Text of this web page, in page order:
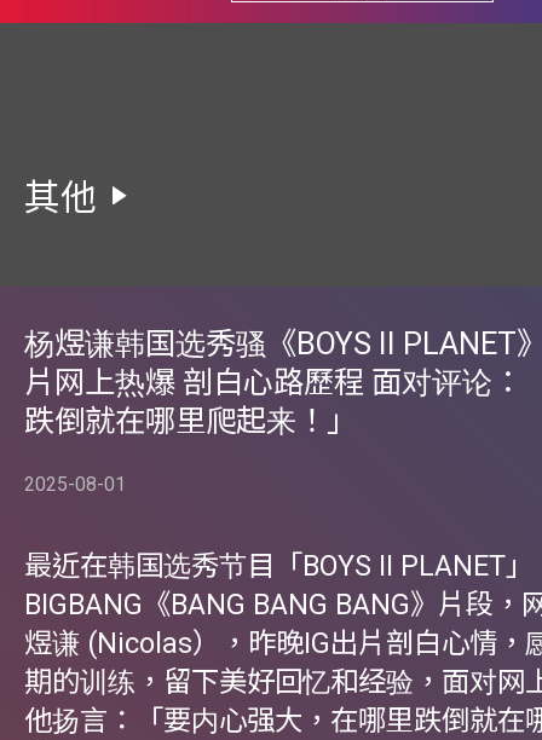
其他
杨煜谦韩国选秀骚《BOYS II PLANET
片网上热爆 剖白心路歷程 面对评论：
跌倒就在哪里爬起来！」
2025-08-01
最近在韩国选秀节目「BOYS II PLANET
BIGBANG《BANG BANG BANG》片段，
煜谦 (Nicolas），昨晚IG出片剖白心情，
期的训练，留下美好回忆和经验，面对网
他扬言：「要内心强大，在哪里跌倒就在